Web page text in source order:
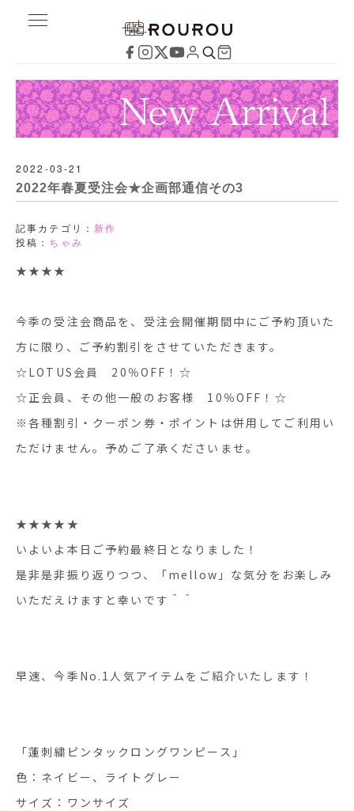
2022-03-21
2022年春夏受注会★企画部通信その3
記事カテゴリ： 新作
投稿： ちゃみ
★★★★
今季の受注会商品を、受注会開催期間中にご予約頂いた
方に限り、ご予約割引をさせていただきます。
☆LOTUS会員 20％OFF！☆
☆正会員、その他一般のお客様 10％OFF！☆
※各種割引・クーポン券・ポイントは併用してご利用い
ただけません。予めご了承くださいませ。
★★★★★
いよいよ本日ご予約最終日となりました！
是非是非振り返りつつ、「mellow」な気分をお楽しみ
いただえけますと幸いです＾＾
早速、今季No.1人気アイテムをご紹介いたします！
「蓮刺繍ピンタックロングワンピース」
色：ネイビー、ライトグレー
サイズ：ワンサイズ